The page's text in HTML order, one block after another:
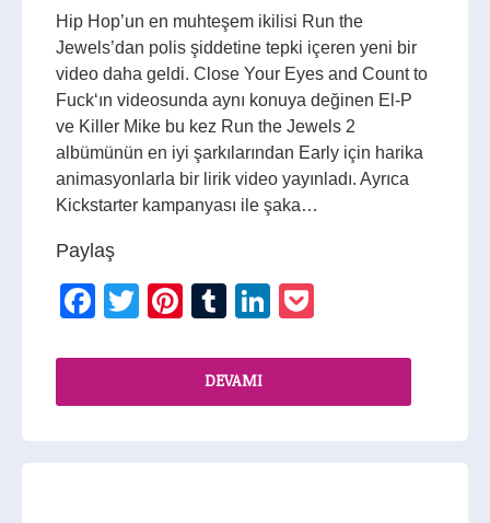
Hip Hop’un en muhteşem ikilisi Run the
Jewels’dan polis şiddetine tepki içeren yeni bir
video daha geldi. Close Your Eyes and Count to
Fuck‘ın videosunda aynı konuya değinen El-P
ve Killer Mike bu kez Run the Jewels 2
albümünün en iyi şarkılarından Early için harika
animasyonlarla bir lirik video yayınladı. Ayrıca
Kickstarter kampanyası ile şaka…
Paylaş
Facebook
TwitterPinterest
TumblrLinkedIn
DEVAMI